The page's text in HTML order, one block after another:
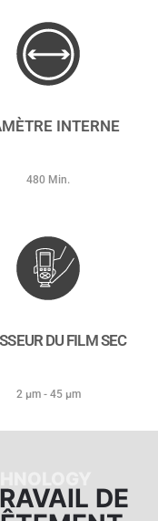
INTERNE
480 Min.
DU FILM SEC
2 µm - 45 µm
DE